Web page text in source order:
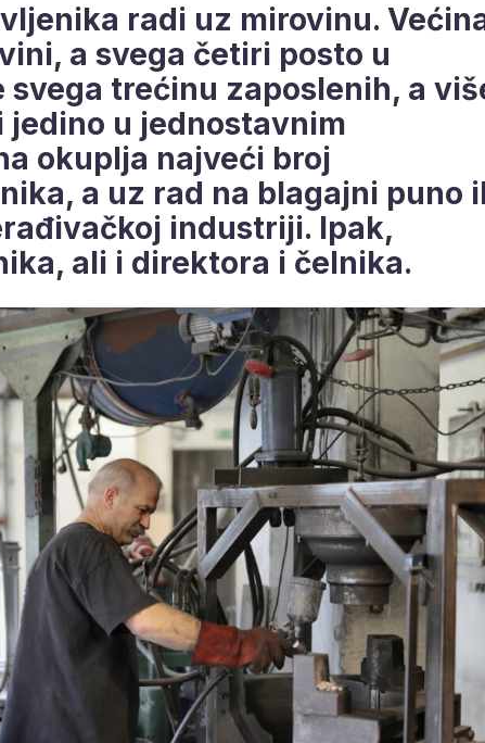
radi uz mirovinu.
a svega četiri posto u
trećinu zaposlenih, a
jedino u jednostavnim
okuplja najveći broj
a uz rad na blagajni puno
industriji. Ipak,
ali i direktora i čelnika.